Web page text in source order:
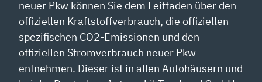
neuer Pkw können Sie dem Leitfaden über den
offiziellen Kraftstoffverbrauch, die offiziellen
spezifischen CO2-Emissionen und den
offiziellen Stromverbrauch neuer Pkw
entnehmen. Dieser ist in allen Autohäusern und